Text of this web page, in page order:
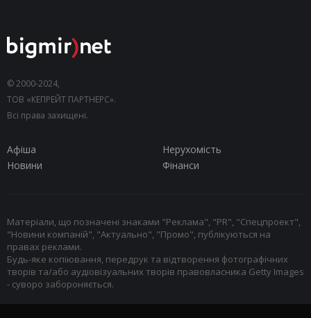
© 2000-2024,
ТОВ «КЕПРЕЙТ ПАРТНЕРС».
Всі права захищені.
Афіша
Нерухомість
Новини
Фінанси
Матеріали, що позначені знаками "Реклама", "PR", "Спецпроект",
"Новини компаній", "Актуально", "Промо", публікуються на
правах реклами.
Будь-яке копіювання, передрук та відтворення фотографічних
творів та/або аудіовізуальних творів правовласника Getty Images
- суворо забороняється.